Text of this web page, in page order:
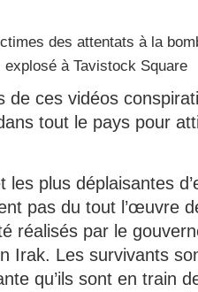
des attentats à la
explosé à Tavistock Square
de ces vidéos
tout le pays pour
les plus déplaisantes
pas du tout l’œuvre
réalisés par le
Irak. Les survivants
qu’ils sont en train